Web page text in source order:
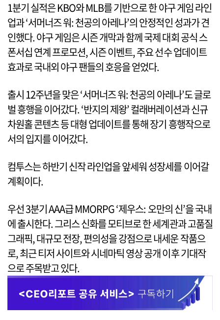
1분기 실적은 KBO와 MLB를 기반으로 한 야구 게임 라인
업과 ‘서머너즈 워: 천공의 아레나’의 안정적인 성과가 견
인했다. 야구 게임은 시즌 개막과 함께 국제 대회 공식 스
폰서십 연계 프로모션, 시즌 이벤트, 주요 선수 업데이트
효과로 국내외 야구 팬들의 호응을 얻었다.
출시 12주년을 맞은 ‘서머너즈 워: 천공의 아레나’도 글로
벌 흥행을 이어갔다. ‘반지의 제왕’ 컬래버레이션과 신규
차원홀 콘텐츠 등 대형 업데이트를 통해 장기 흥행작으로
서의 입지를 이어갔다.
컴투스는 하반기 신작 라인업을 앞세워 성장세를 이어갈
계획이다.
우선 3분기 AAA급 MMORPG ‘제우스: 오만의 신’을 국내
에 출시한다. 그리스 신화를 모티브로 한 세계관과 고품질
그래픽, 대규모 전장, 편의성을 강점으로 내세운 작품으
로, 최근 티저 사이트와 시네마틱 영상 공개 이후 기대작
으로 주목받고 있다.